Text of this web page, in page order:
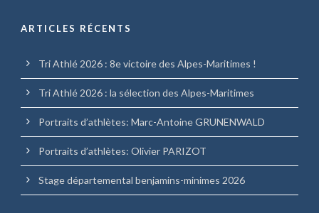
ARTICLES RÉCENTS
Tri Athlé 2026 : 8e victoire des Alpes-Maritimes !
Tri Athlé 2026 : la sélection des Alpes-Maritimes
Portraits d’athlètes: Marc-Antoine GRUNENWALD
Portraits d’athlètes: Olivier PARIZOT
Stage départemental benjamins-minimes 2026